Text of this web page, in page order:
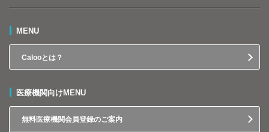
MENU
Calooとは？
医療機関向けMENU
無料医療機関会員登録のご案内